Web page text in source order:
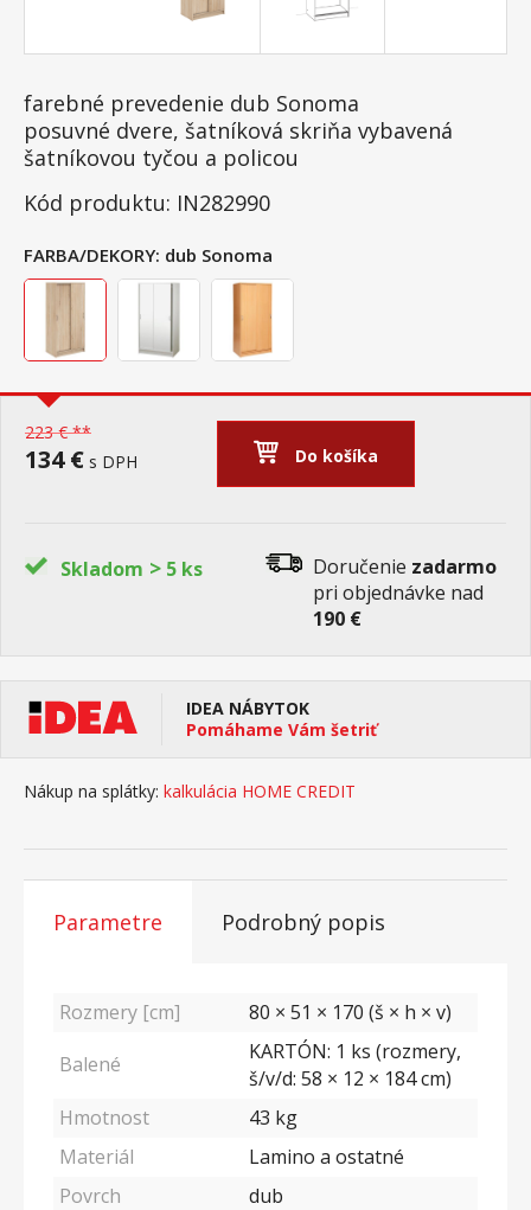
farebné prevedenie dub Sonoma
posuvné dvere, šatníková skriňa vybavená
šatníkovou tyčou a policou
Kód produktu: IN282990
FARBA/DEKORY: dub Sonoma
223 € **
134 € s DPH Do košíka
Skladom > 5 ks Doručenie zadarmo
pri objednávke nad
190 €
IDEA NÁBYTOK
Pomáhame Vám šetriť
Nákup na splátky: kalkulácia HOME CREDIT
Parametre Podrobný popis
Rozmery [cm]
80 × 51 × 170 (š × h × v)
Balené
KARTÓN: 1 ks (rozmery,
š/v/d: 58 × 12 × 184 cm)
Hmotnost
43 kg
Materiál
Lamino a ostatné
Povrch
dub